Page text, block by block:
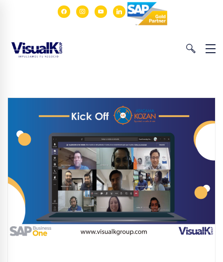
facebookinstagram
youtubelinkedin